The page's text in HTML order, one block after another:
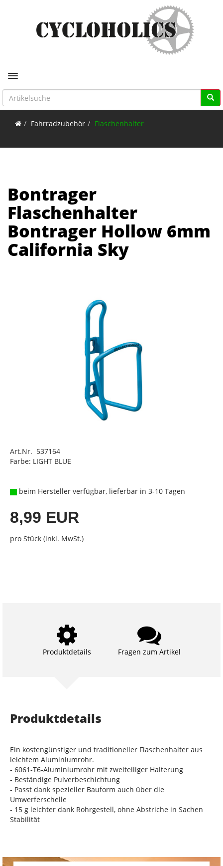
Toggle navigation
Fahrradzubehör Flaschenhalter
Bontrager
Flaschenhalter
Bontrager Hollow 6mm
California Sky
Art.Nr. 537164
Farbe: LIGHT BLUE
beim Hersteller verfügbar, lieferbar in 3-10 Tagen
8,99 EUR
pro Stück (inkl. MwSt.)
Produktdetails Fragen zum Artikel
Produktdetails
Ein kostengünstiger und traditioneller Flaschenhalter aus
leichtem Aluminiumrohr.
- 6061-T6-Aluminiumrohr mit zweiteiliger Halterung
- Beständige Pulverbeschichtung
- Passt dank spezieller Bauform auch über die
Umwerferschelle
- 15 g leichter dank Rohrgestell, ohne Abstriche in Sachen
Stabilität